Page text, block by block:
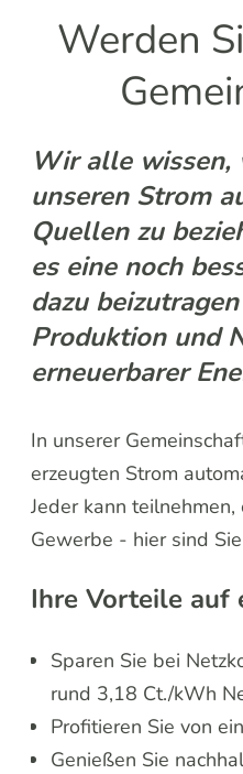
Werden
Wir alle wissen,
unseren Strom
Quellen zu
es eine noch
dazu
Produktion und
erneuerbarer
In unserer
erzeugten Strom
Jeder kann
Gewerbe - hier sind
Ihre Vorteile auf
Sparen Sie bei
rund 3,18 Ct./kWh
Profitieren Sie von
Genießen Sie